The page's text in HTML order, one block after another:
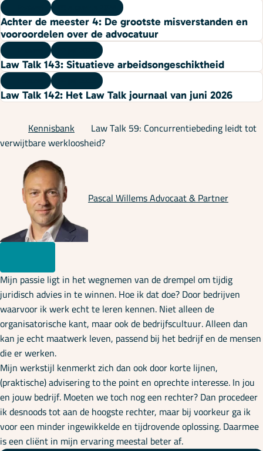
Achter de meester 4: De grootste misverstanden en
vooroordelen over de advocatuur
Law Talk 143: Situatieve arbeidsongeschiktheid
Law Talk 142: Het Law Talk journaal van juni 2026
Kennisbank
Law Talk 59: Concurrentiebeding leidt tot
verwijtbare werkloosheid?
Pascal WillemsAdvocaat & Partner
Mijn passie ligt in het wegnemen van de drempel om tijdig
juridisch advies in te winnen. Hoe ik dat doe? Door bedrijven
waarvoor ik werk echt te leren kennen. Niet alleen de
organisatorische kant, maar ook de bedrijfscultuur. Alleen dan
kan je echt maatwerk leven, passend bij het bedrijf en de mensen
die er werken.
Mijn werkstijl kenmerkt zich dan ook door korte lijnen,
(praktische) advisering to the point en oprechte interesse. In jou
en jouw bedrijf. Moeten we toch nog een rechter? Dan procedeer
ik desnoods tot aan de hoogste rechter, maar bij voorkeur ga ik
voor een minder ingewikkelde en tijdrovende oplossing. Daarmee
is een cliënt in mijn ervaring meestal beter af.